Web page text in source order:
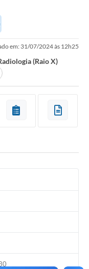
em: 31/07/2024 às 12h25
(Raio X)